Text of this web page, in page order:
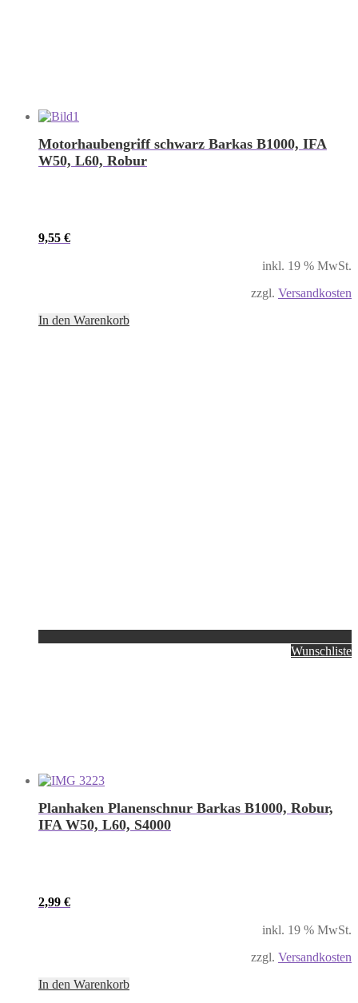
Motorhaubengriff schwarz Barkas B1000, IFA
W50, L60, Robur
9,55 €
inkl. 19 % MwSt.
zzgl. Versandkosten
In den Warenkorb
Wunschliste
Planhaken Planenschnur Barkas B1000, Robur,
IFA W50, L60, S4000
2,99 €
inkl. 19 % MwSt.
zzgl. Versandkosten
In den Warenkorb